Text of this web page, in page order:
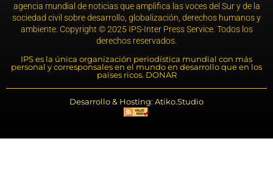
agencia mundial de noticias que amplifica las voces del Sur y de la
sociedad civil sobre desarrollo, globalización, derechos humanos y
ambiente. Copyright © 2025 IPS-Inter Press Service. Todos los
derechos reservados.
IPS es la única organización periodística mundial con más
personal y corresponsales en el mundo en desarrollo que en los
países ricos. DONAR
Desarrollo & Hosting: Atiko.Studio